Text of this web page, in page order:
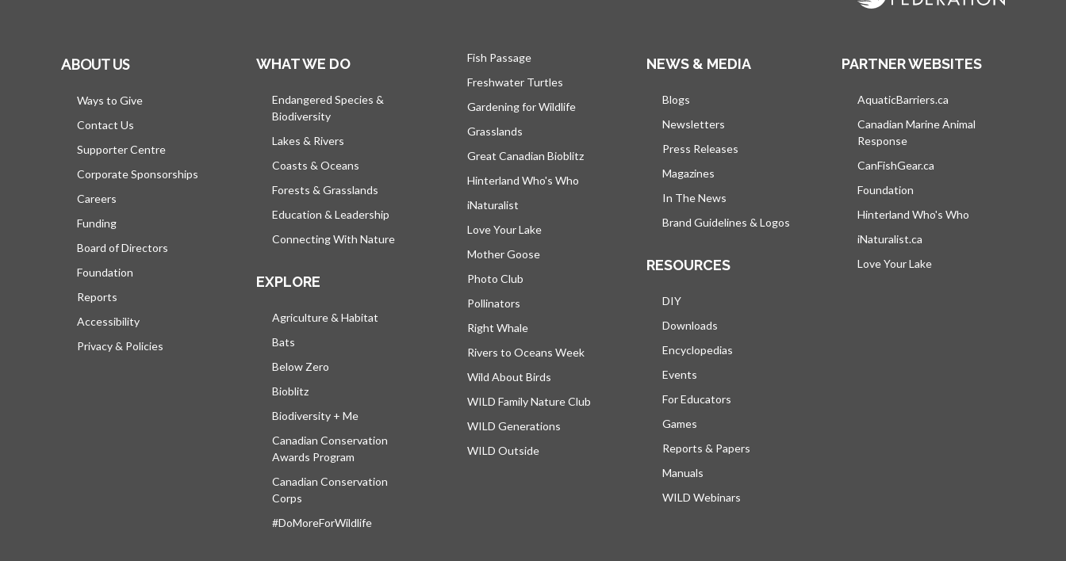
ABOUT US
Ways to Give
Contact Us
Supporter Centre
Corporate Sponsorships
Careers
Funding
Board of Directors
Foundation
Reports
Accessibility
Privacy & Policies
WHAT WE DO
Endangered Species &
Biodiversity
Lakes & Rivers
Coasts & Oceans
Forests & Grasslands
Education & Leadership
Connecting With Nature
EXPLORE
Agriculture & Habitat
Bats
Below Zero
Bioblitz
Biodiversity + Me
Canadian Conservation
Awards Program
Canadian Conservation
Corps
#DoMoreForWildlife
Fish Passage
Freshwater Turtles
Gardening for Wildlife
Grasslands
Great Canadian Bioblitz
Hinterland Who's Who
iNaturalist
Love Your Lake
Mother Goose
Photo Club
Pollinators
Right Whale
Rivers to Oceans Week
Wild About Birds
WILD Family Nature Club
WILD Generations
WILD Outside
NEWS & MEDIA
Blogs
Newsletters
Press Releases
Magazines
In The News
Brand Guidelines & Logos
RESOURCES
DIY
Downloads
Encyclopedias
Events
For Educators
Games
Reports & Papers
Manuals
WILD Webinars
PARTNER WEBSITES
AquaticBarriers.ca
Canadian Marine Animal
Response
CanFishGear.ca
Foundation
Hinterland Who's Who
iNaturalist.ca
Love Your Lake